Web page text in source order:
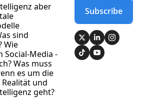
aber
sind
Wie
Media -
Was muss
es um die
und
geht?
Subscribe